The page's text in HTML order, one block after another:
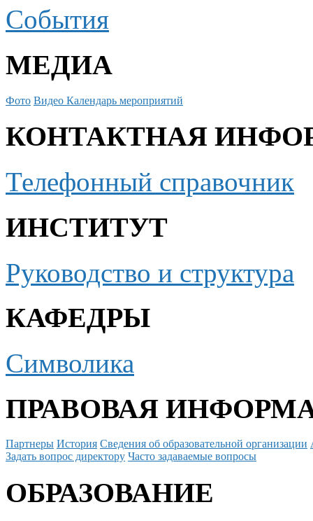
События
МЕДИА
Фото Видео Календарь мероприятий
КОНТАКТНАЯ
Телефонный справочник
ИНСТИТУТ
Руководство и структура
КАФЕДРЫ
Символика
ПРАВОВАЯ
Партнеры История Сведения об образовательной организации
Задать вопрос директору Часто задаваемые вопросы
ОБРАЗОВАНИЕ